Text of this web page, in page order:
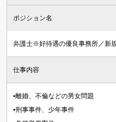
ポジション名
弁護士※好待遇の優良事務所／新
仕事内容
•離婚、不倫などの男女問題
•刑事事件、少年事件